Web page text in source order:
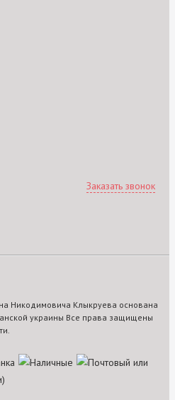
Заказать звонок
Никодимовича Клыкруева основана
украины Все права защищены